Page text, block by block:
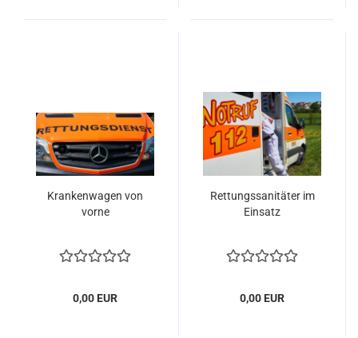
Krankenwagen von
vorne
0,00 EUR
Rettungssanitäter im
Einsatz
0,00 EUR